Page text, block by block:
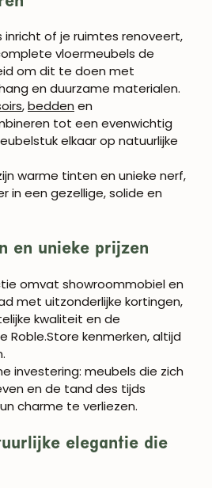
inricht of je ruimtes renoveert,
vloermeubels de
om dit te doen met
en duurzame materialen.
,bedden en
tot een evenwichtig
elkaar op natuurlijke
warme tinten en unieke nerf,
in een gezellige, solide en
en unieke prijzen
omvat showroommobiel en
met uitzonderlijke kortingen,
kwaliteit en de
Roble.Store kenmerken, altijd
investering: meubels die zich
en de tand des tijds
charme te verliezen.
elegantie die
LID VAN
5% korting op je eerste
aankoop.